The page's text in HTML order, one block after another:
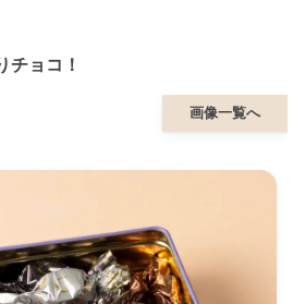
チョコ！
画像一覧へ